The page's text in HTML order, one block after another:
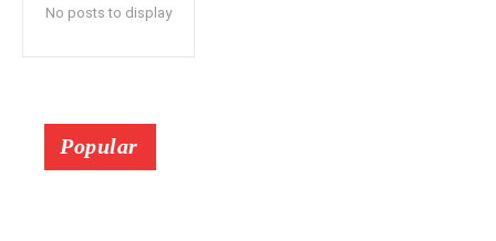
No posts to display
Popular